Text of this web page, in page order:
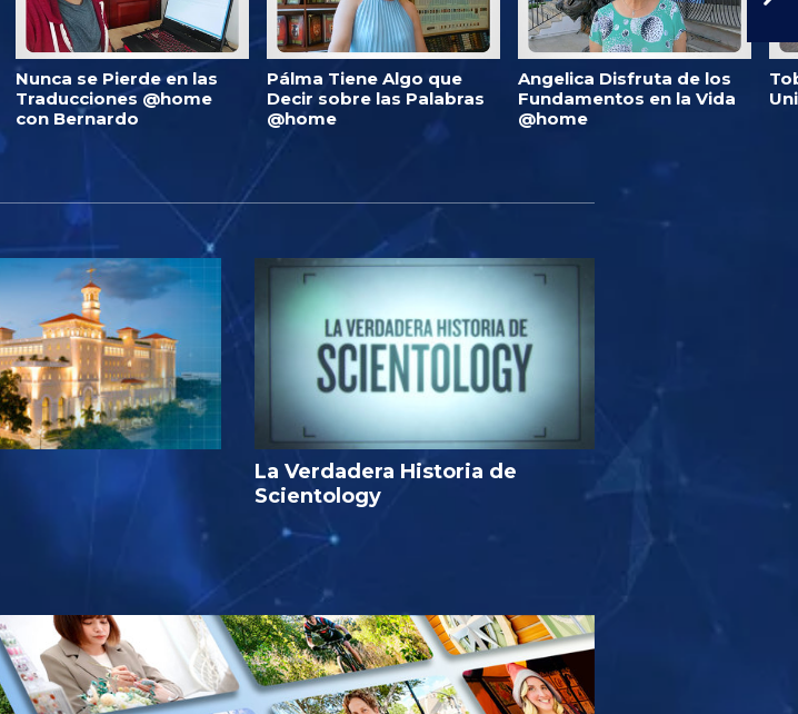
Nunca se Pierde en las
Traducciones @home
con Bernardo
Pálma Tiene Algo que
Decir sobre las Palabras
@home
Angelica Disfruta de los
Fundamentos en la Vida
@home
La Verdadera Historia de
Scientology